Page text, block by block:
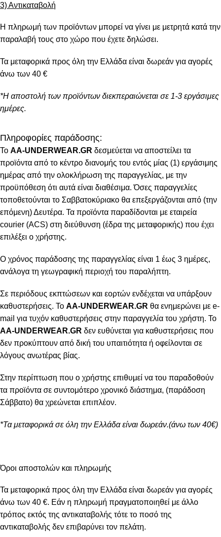
3) Αντικαταβολή
Η πληρωμή των προϊόντων μπορεί να γίνει με μετρητά κατά την
παραλαβή τους στο χώρο που έχετε δηλώσει.
Τα μεταφορικά προς όλη την Ελλάδα είναι δωρεάν για αγορές
άνω των 40 €
*Η αποστολή των προϊόντων διεκπεραιώνεται σε 1-3 εργάσιμες
ημέρες.
Πληροφορίες παράδοσης:
To AA-UNDERWEAR.GR δεσμεύεται να αποστείλει τα
προϊόντα από το κέντρο διανομής του εντός μίας (1) εργάσιμης
ημέρας από την ολοκλήρωση της παραγγελίας, με την
προϋπόθεση ότι αυτά είναι διαθέσιμα. Όσες παραγγελίες
τοποθετούνται το Σαββατοκύριακο θα επεξεργάζονται από (την
επόμενη) Δευτέρα. Τα προϊόντα παραδίδονται με εταιρεία
courier (ACS) στη διεύθυνση (έδρα της μεταφορικής) που έχει
επιλέξει ο χρήστης.
Ο χρόνος παράδοσης της παραγγελίας είναι 1 έως 3 ημέρες,
ανάλογα τη γεωγραφική περιοχή του παραλήπτη.
Σε περιόδους εκπτώσεων και εορτών ενδέχεται να υπάρξουν
καθυστερήσεις. Το AA-UNDERWEAR.GR θα ενημερώνει με e-
mail για τυχόν καθυστερήσεις στην παραγγελία του χρήστη. Το
AA-UNDERWEAR.GR δεν ευθύνεται για καθυστερήσεις που
δεν προκύπτουν από δική του υπαιτιότητα ή οφείλονται σε
λόγους ανωτέρας βίας.
Στην περίπτωση που ο χρήστης επιθυμεί να του παραδοθούν
τα προϊόντα σε συντομότερο χρονικό διάστημα, (παράδοση
Σάββατο) θα χρεώνεται επιπλέον.
*Τα μεταφορικά σε όλη την Ελλάδα είναι δωρεάν.(άνω των 40€)
Όροι αποστολών και πληρωμής
Τα μεταφορικά προς όλη την Ελλάδα είναι δωρεάν για αγορές
άνω των 40 €. Εάν η πληρωμή πραγματοποιηθεί με άλλο
τρόπος εκτός της αντικαταβολής τότε το ποσό της
αντικαταβολής δεν επιβαρύνει τον πελάτη.